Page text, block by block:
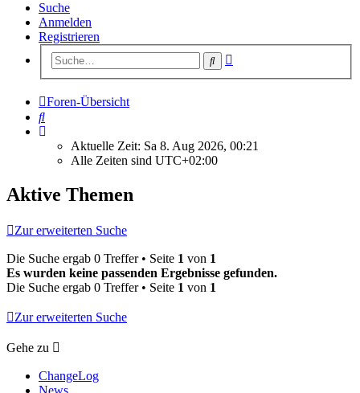
Suche
Anmelden
Registrieren
Suche
Foren-Übersicht
Suche
Aktuelle Zeit: Sa 8. Aug 2026, 00:21
Alle Zeiten sind UTC+02:00
Aktive Themen
Zur erweiterten Suche
Die Suche ergab 0 Treffer • Seite 1 von 1
Es wurden keine passenden Ergebnisse gefunden.
Die Suche ergab 0 Treffer • Seite 1 von 1
Zur erweiterten Suche
Gehe zu
ChangeLog